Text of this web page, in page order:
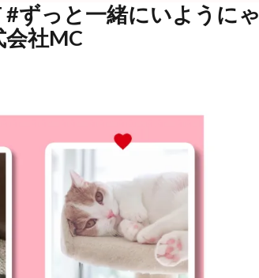
#ずっと一緒にいようにゃ
社MC